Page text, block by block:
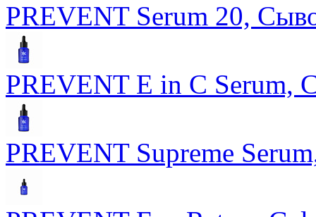
PREVENT Serum 20,
PREVENT E in C Serum,
PREVENT Supreme